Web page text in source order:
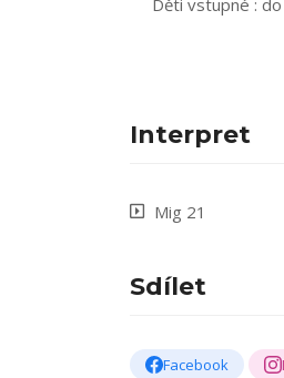
Děti vstupné :
Interpret
Mig 21
Sdílet
Facebook